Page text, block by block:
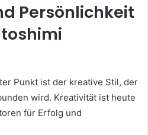
Persönlichkeit
toshimi
Punkt ist der kreative Stil, der
wird. Kreativität ist heute
für Erfolg und